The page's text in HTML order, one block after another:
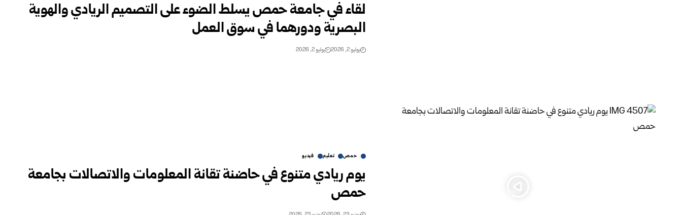
لقاء في جامعة حمص يسلط الضوء على التصميم الريادي والهوية
البصرية ودورهما في سوق العمل
يوليو 2, 2026 يوليو 2, 2026
حمص تعليم فيديو
يوم ريادي متنوع في حاضنة تقانة المعلومات والاتصالات بجامعة
حمص